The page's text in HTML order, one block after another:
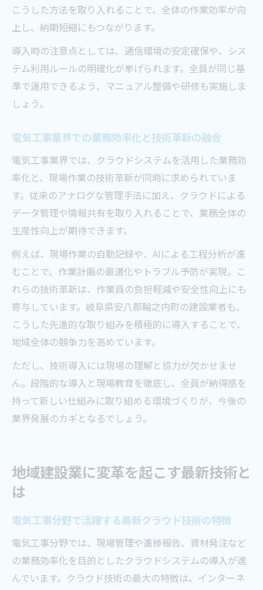
こうした方法を取り入れることで、全体の作業効率が向
上し、納期短縮にもつながります。
導入時の注意点としては、通信環境の安定確保や、シス
テム利用ルールの明確化が挙げられます。全員が同じ基
準で運用できるよう、マニュアル整備や研修も実施しま
しょう。
電気工事業界での業務効率化と技術革新の融合
電気工事業界では、クラウドシステムを活用した業務効
率化と、現場作業の技術革新が同時に求められていま
す。従来のアナログな管理手法に加え、クラウドによる
データ管理や情報共有を取り入れることで、業務全体の
生産性向上が期待できます。
例えば、現場作業の自動記録や、AIによる工程分析が進
むことで、作業計画の最適化やトラブル予防が実現。こ
れらの技術革新は、作業員の負担軽減や安全性向上にも
寄与しています。岐阜県安八郡輪之内町の建設業者も、
こうした先進的な取り組みを積極的に導入することで、
地域全体の競争力を高めています。
ただし、技術導入には現場の理解と協力が欠かせませ
ん。段階的な導入と現場教育を徹底し、全員が納得感を
持って新しい仕組みに取り組める環境づくりが、今後の
業界発展のカギとなるでしょう。
地域建設業に変革を起こす最新技術と
は
電気工事分野で活躍する最新クラウド技術の特徴
電気工事分野では、現場管理や進捗報告、資材発注など
の業務効率化を目的としたクラウドシステムの導入が進
んでいます。クラウド技術の最大の特徴は、インターネ